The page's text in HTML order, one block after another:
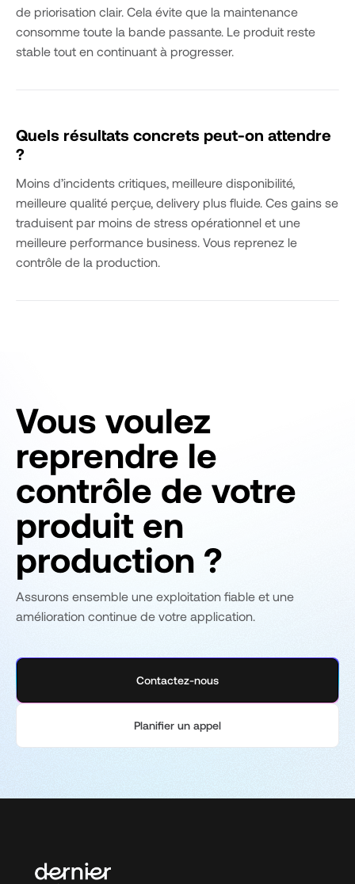
de priorisation clair. Cela évite que la maintenance
consomme toute la bande passante. Le produit reste
stable tout en continuant à progresser.
Quels résultats concrets peut-on attendre
?
Moins d’incidents critiques, meilleure disponibilité,
meilleure qualité perçue, delivery plus fluide. Ces gains se
traduisent par moins de stress opérationnel et une
meilleure performance business. Vous reprenez le
contrôle de la production.
Vous voulez
reprendre le
contrôle de votre
produit en
production ?
Assurons ensemble une exploitation fiable et une
amélioration continue de votre application.
Contactez-nous
Planifier un appel